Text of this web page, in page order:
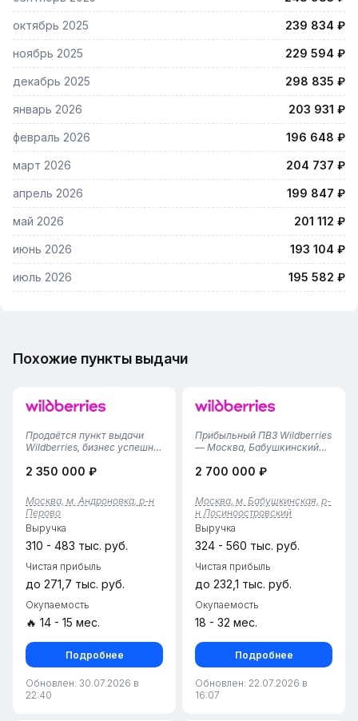
октябрь 2025 239 834 ₽
ноябрь 2025 229 594 ₽
декабрь 2025 298 835 ₽
январь 2026 203 931 ₽
февраль 2026 196 648 ₽
март 2026 204 737 ₽
апрель 2026 199 847 ₽
май 2026 201 112 ₽
июнь 2026 193 104 ₽
июль 2026 195 582 ₽
Похожие пункты выдачи
Продаётся пункт выдачи
Wildberries, бизнес успешно
сформирована солидная
процессы полностью
отлажены — вы можете
сразу приступать к работе
без дополните...
2 350 000 ₽
Москва, м. Андроновка, р-н
Перово
Выручка
310 - 483 тыс. руб.
Чистая прибыль
до 271,7 тыс. руб.
Окупаемость
🔥 14 - 15 мес.
Подробнее
Обновлен: 30.07.2026 в
22:40
Прибыльный ПВЗ Wildberries
— Москва, Бабушкинский
стабильный пункт выдачи
ЖК. Пункт работает с
ноября 2022 года, имеет
отличную репутацию и
подтвержденную дох...
2 700 000 ₽
Москва, м. Бабушкинская, р-
н Лосиноостровский
Выручка
324 - 560 тыс. руб.
Чистая прибыль
до 232,1 тыс. руб.
Окупаемость
18 - 32 мес.
Подробнее
Обновлен: 22.07.2026 в
16:07